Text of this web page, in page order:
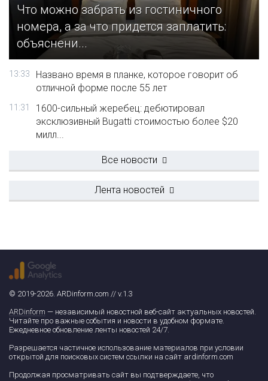
Что можно забрать из гостиничного
номера, а за что придется заплатить:
объяснени...
13:33
Названо время в планке, которое говорит об
отличной форме после 55 лет
11:31
1600-сильный жеребец: дебютировал
эксклюзивный Bugatti стоимостью более $20
милл...
Все новости
Лента новостей
© 2019-2026. ARDinform.com // v.1.3
ARDinform — независимый новостной веб-сайт актуальных новостей.
Читайте про важные события и новости в удобном формате.
Ежедневное обновление ленты новостей 24/7.
Разрешается частичное использование материалов при условии
открытой для поисковых систем ссылки на сайт ardinform.com
Продолжая просматривать сайт вы подтверждаете, что